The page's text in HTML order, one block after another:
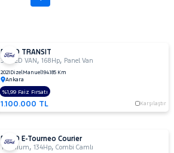
FORD TRANSIT
350 ED VAN ,168Hp, Panel Van
2021 DizelManuel194.185 Km
Ankara
1.100.000 TL Karşılaştır
%1,99 Faiz Fırsatı
FORD E-Tourneo Courier
Titanium,134Hp,Combi Camlı